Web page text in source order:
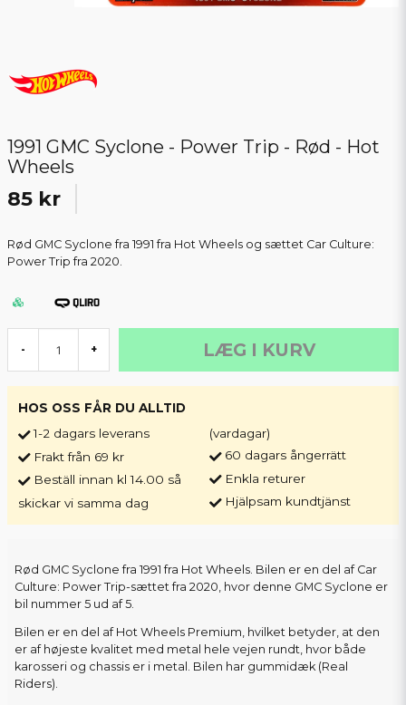
1991 GMC Syclone - Power Trip - Rød - Hot
Wheels
85 kr
Rød GMC Syclone fra 1991 fra Hot Wheels og sættet Car Culture:
Power Trip fra 2020.
- + LÆG I KURV
HOS OSS FÅR DU ALLTID
1-2 dagars leverans
Frakt från 69 kr
Beställ innan kl 14.00 så
skickar vi samma dag
(vardagar)
60 dagars ångerrätt
Enkla returer
Hjälpsam kundtjänst
Rød GMC Syclone fra 1991 fra Hot Wheels. Bilen er en del af Car
Culture: Power Trip-sættet fra 2020, hvor denne GMC Syclone er
bil nummer 5 ud af 5.
Bilen er en del af Hot Wheels Premium, hvilket betyder, at den
er af højeste kvalitet med metal hele vejen rundt, hvor både
karosseri og chassis er i metal. Bilen har gummidæk (Real
Riders).